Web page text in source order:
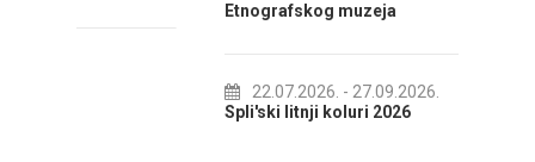
Etnografskog muzeja
- 27.09.2026.
Spli'ski litnji koluri 2026